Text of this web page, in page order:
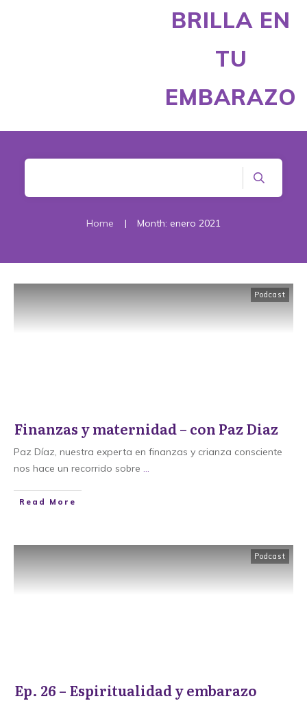
BRILLA EN
TU
EMBARAZO
Home | Month: enero 2021
Podcast
Finanzas y maternidad – con Paz Diaz
Paz Díaz, nuestra experta en finanzas y crianza consciente
nos hace un recorrido sobre ...
​Read More
Podcast
Ep. 26 – Espiritualidad y embarazo